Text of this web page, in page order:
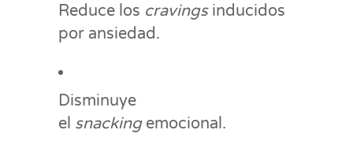
Reduce los cravingsinducidos
por ansiedad.
Disminuye
el snackingemocional.